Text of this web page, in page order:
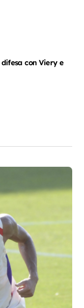
con Viery e